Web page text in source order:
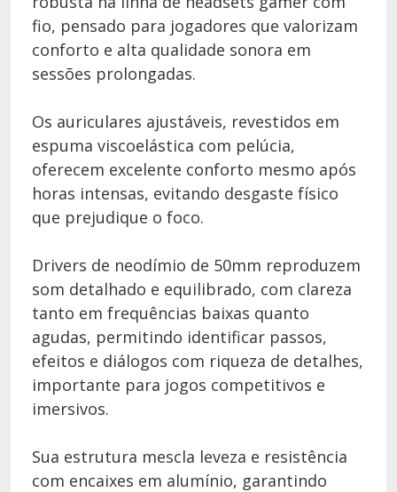
fio, pensado para jogadores que valorizam
conforto e alta qualidade sonora em
sessões prolongadas.
Os auriculares ajustáveis, revestidos em
espuma viscoelástica com pelúcia,
oferecem excelente conforto mesmo após
horas intensas, evitando desgaste físico
que prejudique o foco.
Drivers de neodímio de 50mm reproduzem
som detalhado e equilibrado, com clareza
tanto em frequências baixas quanto
agudas, permitindo identificar passos,
efeitos e diálogos com riqueza de detalhes,
importante para jogos competitivos e
imersivos.
Sua estrutura mescla leveza e resistência
com encaixes em alumínio, garantindo